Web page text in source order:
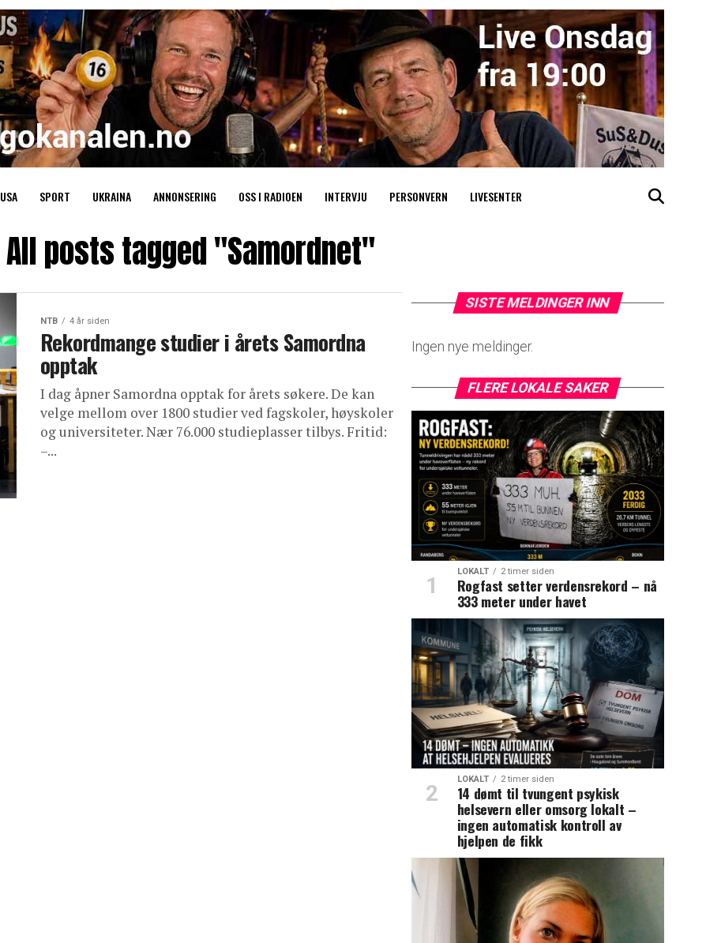
USA SPORT UKRAINA ANNONSERING OSS I RADIOEN INTERVJU PERSONVERN LIVESENTER
All posts tagged "Samordnet"
NTB 4 år siden
Rekordmange studier i årets Samordna
opptak
I dag åpner Samordna opptak for årets søkere. De kan
velge mellom over 1800 studier ved fagskoler, høyskoler
og universiteter. Nær 76.000 studieplasser tilbys. Fritid:
–...
SISTE MELDINGER INN
Ingen nye meldinger.
FLERE LOKALE SAKER
LOKALT 2 timer siden
Rogfast setter verdensrekord – nå
333 meter under havet
LOKALT 2 timer siden
14 dømt til tvungent psykisk
helsevern eller omsorg lokalt –
ingen automatisk kontroll av
hjelpen de fikk